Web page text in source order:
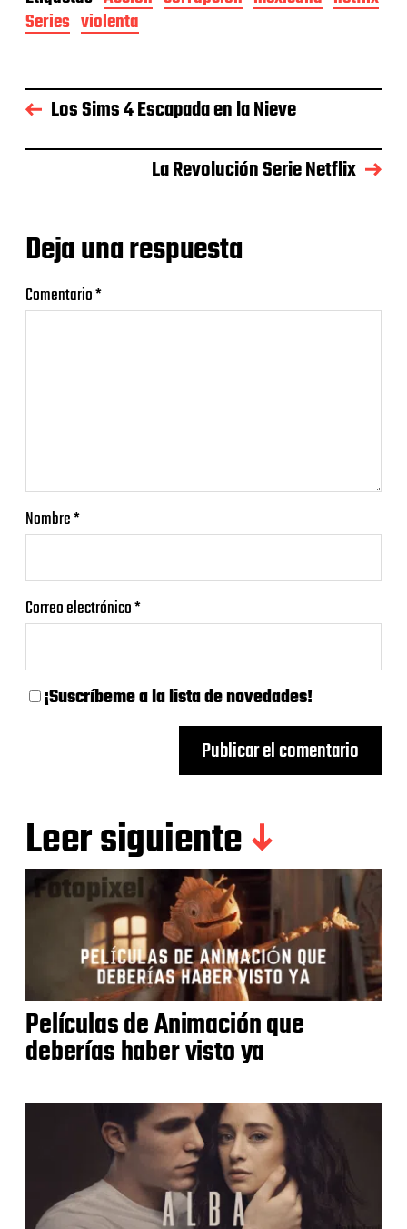
Series violenta
Los Sims 4 Escapada en la Nieve
La Revolución Serie Netflix
Deja una respuesta
Comentario*
Nombre*
Correo electrónico*
¡Suscríbeme a la lista de novedades!
Leer siguiente
Películas de Animación que
deberías haber visto ya